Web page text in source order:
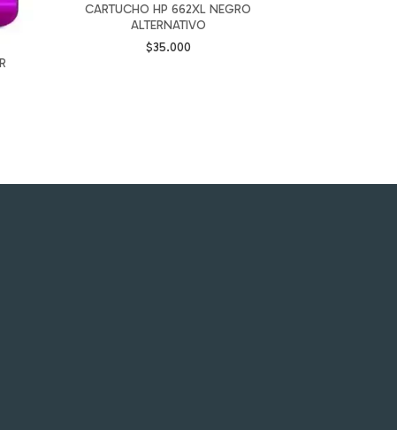
CARTUCHO HP 662XL NEGRO
ALTERNATIVO
$35.000